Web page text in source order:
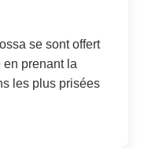
se sont offert
prenant la
les plus prisées